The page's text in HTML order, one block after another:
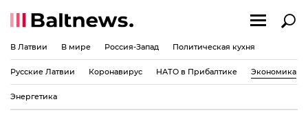
В Латвии В мире Россия-Запад Политическая кухня
Русские Латвии Коронавирус НАТО в Прибалтике Экономика
Энергетика